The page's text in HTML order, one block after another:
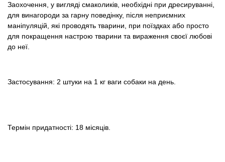
Заохочення, у вигляді смаколиків, необхідні при дресируванні,
для винагороди за гарну поведінку, після неприємних
маніпуляцій, які проводять тварини, при поїздках або просто
для покращення настрою тварини та вираження своєї любові
до неї.
Застосування: 2 штуки на 1 кг ваги собаки на день.
Термін придатності: 18 місяців.